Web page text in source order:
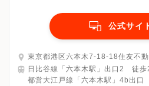
公式サイ
東京都港区六本木7-18-18住友不
日比谷線「六本木駅」出口2 徒歩
都営大江戸線「六本木駅」4b出